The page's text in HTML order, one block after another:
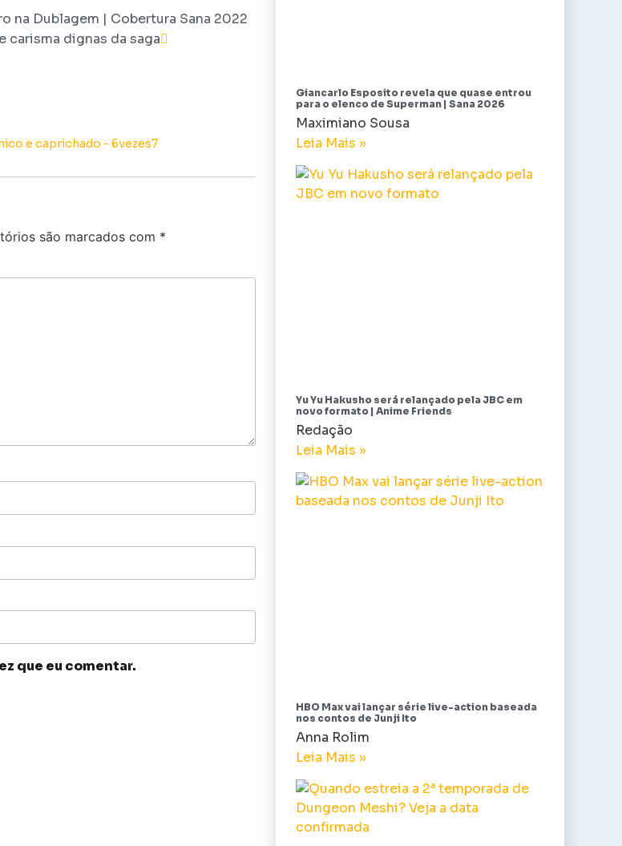
na Dublagem | Cobertura Sana 2022
carisma dignas da saga
e caprichado - 6vezes7
são marcados com *
que eu comentar.
Giancarlo Esposito revela que quase entrou
para o elenco de Superman | Sana 2026
Maximiano Sousa
Leia Mais »
Yu Yu Hakusho será relançado pela JBC em
novo formato | Anime Friends
Redação
Leia Mais »
HBO Max vai lançar série live-action baseada
nos contos de Junji Ito
Anna Rolim
Leia Mais »